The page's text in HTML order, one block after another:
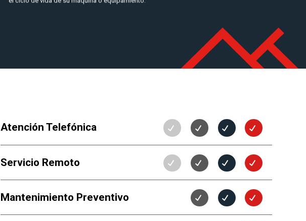
Atención Telefónica
Servicio Remoto
Mantenimiento Preventivo